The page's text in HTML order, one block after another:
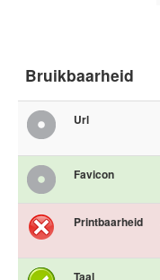
Bruikbaarheid
Url
Favicon
Printbaarheid
Taal